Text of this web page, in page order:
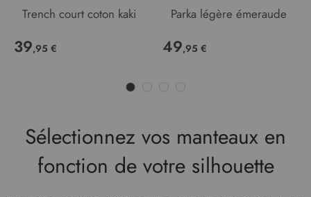
Trench court coton kaki
39,95 €
Parka légère émeraude
49,95 €
Sélectionnez vos manteaux en
fonction de votre silhouette